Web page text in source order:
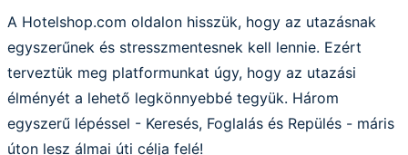
A Hotelshop.com oldalon hisszük, hogy az utazásnak
egyszerűnek és stresszmentesnek kell lennie. Ezért
terveztük meg platformunkat úgy, hogy az utazási
élményét a lehető legkönnyebbé tegyük. Három
egyszerű lépéssel - Keresés, Foglalás és Repülés - máris
úton lesz álmai úti célja felé!